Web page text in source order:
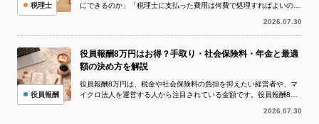
にできるのか」「税理士に支払った費用は何費で処理すればよいの
2026.07.30
税理士
役員報酬8万円はお得？手取り・社会保険料・年金と最適
額の決め方を解説
役員報酬8万円は、税金や社会保険料の負担を抑えたい経営者や、マ
イクロ法人を運営する人から注目されている金額です。役員報酬8万
2026.07.30
役員報酬